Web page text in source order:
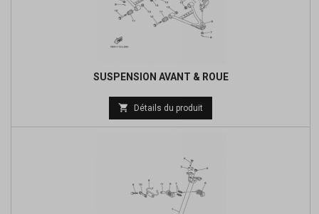
SUSPENSION AVANT & ROUE
Prix
de
 Détails du produit